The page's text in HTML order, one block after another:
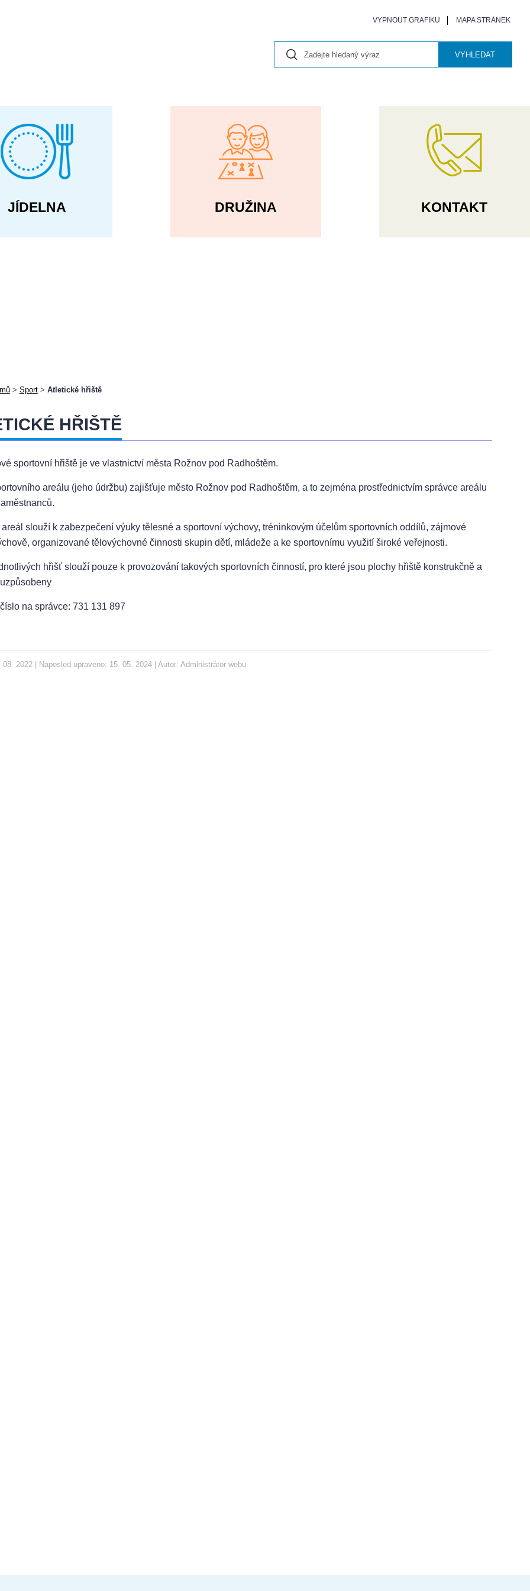
VYPNOUT GRAFIKU MAPA STRÁNEK
VYHLEDAT
JÍDELNA DRUŽINA KONTAKT
> Sport> Atletické hřiště
HŘIŠTĚ
sportovní hřiště je ve vlastnictví města Rožnov pod Radhoštěm.
areálu (jeho údržbu) zajišťuje město Rožnov pod Radhoštěm, a to zejména prostřednictvím správce areálu
slouží k zabezpečení výuky tělesné a sportovní výchovy, tréninkovým účelům sportovních oddílů, zájmové
organizované tělovýchovné činnosti skupin dětí, mládeže a ke sportovnímu využití široké veřejnosti.
hřišť slouží pouze k provozování takových sportovních činností, pro které jsou plochy hřiště konstrukčně a
na správce: 731 131 897
2022 | Naposled upraveno: 15. 05. 2024 | Autor: Administrátor webu